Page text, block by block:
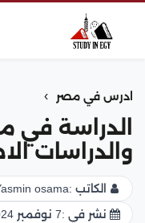
ادرس في مصر ›
الدراسة في
والدراسات
الكاتب :osama
نشر في :7 نوفمبر 2024